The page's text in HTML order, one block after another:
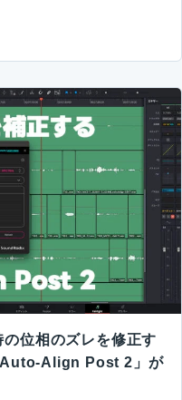
位相のズレを修正す
Align Post 2」が